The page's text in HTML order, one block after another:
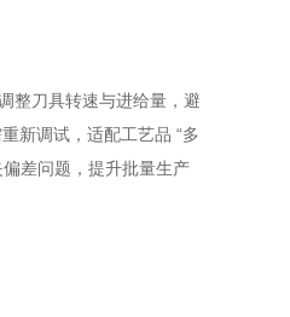
整刀具转速与进给量，避
新调试，适配工艺品 “多
差问题，提升批量生产